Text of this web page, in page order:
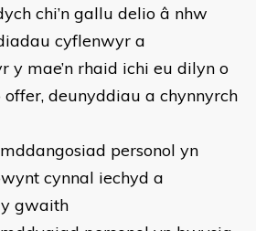
chi’n gallu delio â nhw
cyflenwyr a
y mae’n rhaid ichi eu dilyn o
deunyddiau a chynnyrch
personol yn
cynnal iechyd a
gwaith